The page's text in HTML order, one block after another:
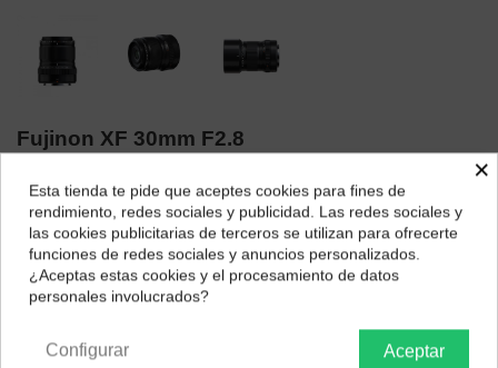
Fujinon XF 30mm F2.8
598,49 €
568,57 € 5% de descuento
¿Dónde deseas recibir tu pedido?
Selecciona tu ubicación para mostrarte los precios e
impuestos correctos para tu región.
×
Esta tienda te pide que aceptes cookies para fines de
rendimiento, redes sociales y publicidad. Las redes sociales y
las cookies publicitarias de terceros se utilizan para ofrecerte
funciones de redes sociales y anuncios personalizados.
¿Aceptas estas cookies y el procesamiento de datos
personales involucrados?
Aceptar
Configurar